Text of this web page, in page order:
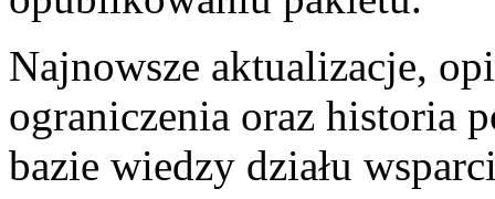
Najnowsze aktualizacje,
ograniczenia oraz historia
bazie wiedzy działu